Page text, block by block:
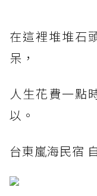
在這裡堆堆石
呆，
人生花費一點
以。
台東嵐海民宿